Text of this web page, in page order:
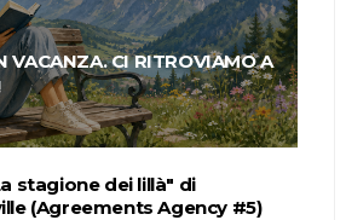
VACANZA. CI RITROVIAMO A
stagione dei lillà" di
(Agreements Agency #5)